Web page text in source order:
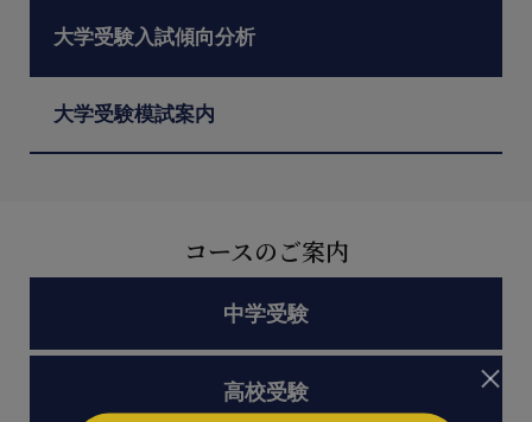
大学受験入試傾向分析
大学受験模試案内
コースのご案内
中学受験
高校受験